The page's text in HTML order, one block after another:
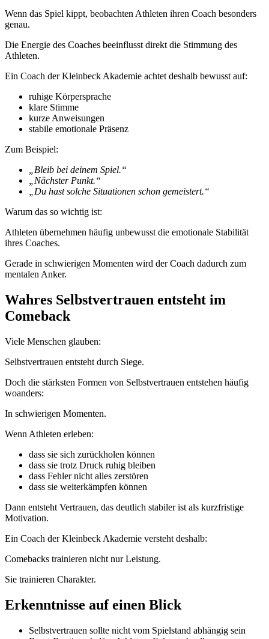
Wenn das Spiel kippt, beobachten Athleten ihren Coach besonders
genau.
Die Energie des Coaches beeinflusst direkt die Stimmung des
Athleten.
Ein Coach der Kleinbeck Akademie achtet deshalb bewusst auf:
ruhige Körpersprache
klare Stimme
kurze Anweisungen
stabile emotionale Präsenz
Zum Beispiel:
„Bleib bei deinem Spiel.“
„Nächster Punkt.“
„Du hast solche Situationen schon gemeistert.“
Warum das so wichtig ist:
Athleten übernehmen häufig unbewusst die emotionale Stabilität
ihres Coaches.
Gerade in schwierigen Momenten wird der Coach dadurch zum
mentalen Anker.
Wahres Selbstvertrauen entsteht im
Comeback
Viele Menschen glauben:
Selbstvertrauen entsteht durch Siege.
Doch die stärksten Formen von Selbstvertrauen entstehen häufig
woanders:
In schwierigen Momenten.
Wenn Athleten erleben:
dass sie sich zurückholen können
dass sie trotz Druck ruhig bleiben
dass Fehler nicht alles zerstören
dass sie weiterkämpfen können
Dann entsteht Vertrauen, das deutlich stabiler ist als kurzfristige
Motivation.
Ein Coach der Kleinbeck Akademie versteht deshalb:
Comebacks trainieren nicht nur Leistung.
Sie trainieren Charakter.
Erkenntnisse auf einen Blick
Selbstvertrauen sollte nicht vom Spielstand abhängig sein